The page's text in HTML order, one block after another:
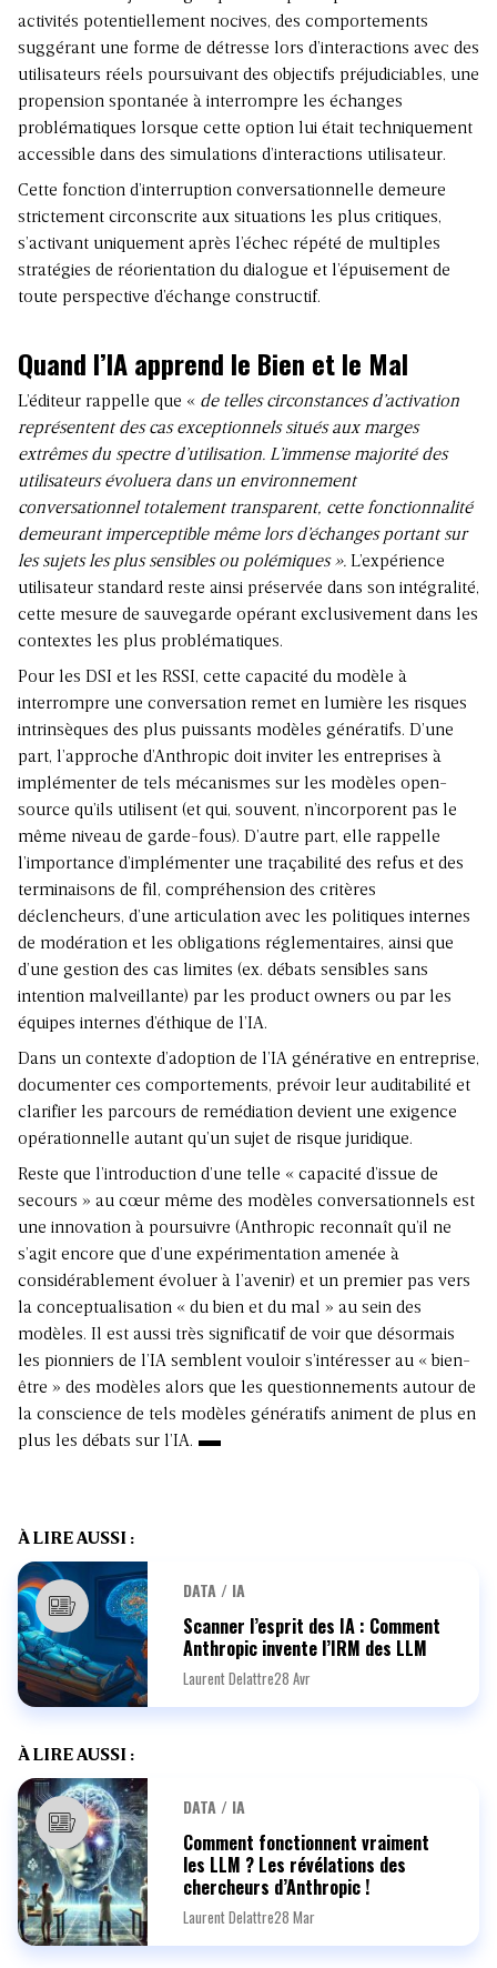
activités potentiellement nocives, des comportements
suggérant une forme de détresse lors d’interactions avec des
utilisateurs réels poursuivant des objectifs préjudiciables, une
propension spontanée à interrompre les échanges
problématiques lorsque cette option lui était techniquement
accessible dans des simulations d’interactions utilisateur.
Cette fonction d’interruption conversationnelle demeure
strictement circonscrite aux situations les plus critiques,
s’activant uniquement après l’échec répété de multiples
stratégies de réorientation du dialogue et l’épuisement de
toute perspective d’échange constructif.
Quand l’IA apprend le Bien et le Mal
L’éditeur rappelle que « de telles circonstances d’activation
représentent des cas exceptionnels situés aux marges
extrêmes du spectre d’utilisation. L’immense majorité des
utilisateurs évoluera dans un environnement
conversationnel totalement transparent, cette fonctionnalité
demeurant imperceptible même lors d’échanges portant sur
les sujets les plus sensibles ou polémiques ». L’expérience
utilisateur standard reste ainsi préservée dans son intégralité,
cette mesure de sauvegarde opérant exclusivement dans les
contextes les plus problématiques.
Pour les DSI et les RSSI, cette capacité du modèle à
interrompre une conversation remet en lumière les risques
intrinsèques des plus puissants modèles génératifs. D’une
part, l’approche d’Anthropic doit inviter les entreprises à
implémenter de tels mécanismes sur les modèles open-
source qu’ils utilisent (et qui, souvent, n’incorporent pas le
même niveau de garde-fous). D’autre part, elle rappelle
l’importance d’implémenter une traçabilité des refus et des
terminaisons de fil, compréhension des critères
déclencheurs, d’une articulation avec les politiques internes
de modération et les obligations réglementaires, ainsi que
d’une gestion des cas limites (ex. débats sensibles sans
intention malveillante) par les product owners ou par les
équipes internes d’éthique de l’IA.
Dans un contexte d’adoption de l’IA générative en entreprise,
documenter ces comportements, prévoir leur auditabilité et
clarifier les parcours de remédiation devient une exigence
opérationnelle autant qu’un sujet de risque juridique.
Reste que l’introduction d’une telle « capacité d’issue de
secours » au cœur même des modèles conversationnels est
une innovation à poursuivre (Anthropic reconnaît qu’il ne
s’agit encore que d’une expérimentation amenée à
considérablement évoluer à l’avenir) et un premier pas vers
la conceptualisation « du bien et du mal » au sein des
modèles. Il est aussi très significatif de voir que désormais
les pionniers de l’IA semblent vouloir s’intéresser au « bien-
être » des modèles alors que les questionnements autour de
la conscience de tels modèles génératifs animent de plus en
plus les débats sur l’IA.
À LIRE AUSSI :
DATA / IA
Scanner l’esprit des IA : Comment
Anthropic invente l’IRM des LLM
Laurent Delattre28 Avr
À LIRE AUSSI :
DATA / IA
Comment fonctionnent vraiment
les LLM ? Les révélations des
chercheurs d’Anthropic !
Laurent Delattre28 Mar